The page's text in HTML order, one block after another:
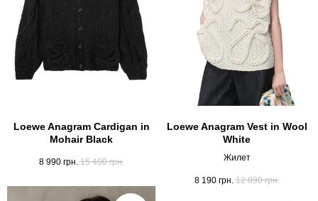
Loewe Anagram Cardigan in
Mohair Black
8 990 грн. 15 400 грн.
Loewe Anagram Vest in Wool
White
Жилет
8 190 грн. 12 890 грн.